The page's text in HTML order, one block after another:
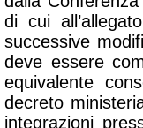
di cui
successive
deve essere
equivalente
decreto
integrazioni